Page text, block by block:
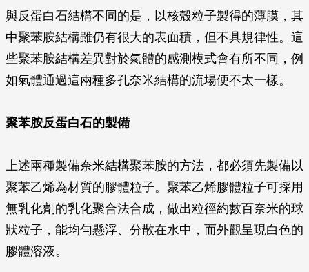
與反蛋白石結構不同的是，以核殼粒子製得的薄膜，其
中聚苯胺結構雖仍有很大的表面積，但不具規律性。這
些聚苯胺結構差異對於氣體的感測模式會有所不同，例
如氣體通過這兩種多孔奈米結構的流場便不太一樣。
聚苯胺反蛋白石的製備
上述兩種製備奈米結構聚苯胺的方法，都必須先製備以
聚苯乙烯為材質的膠體粒子。聚苯乙烯膠體粒子可採用
無乳化劑的乳化聚合法合成，做出粒徑約數百奈米的球
狀粒子，能均勻懸浮、分散在水中，而外觀呈現白色的
膠體溶液。